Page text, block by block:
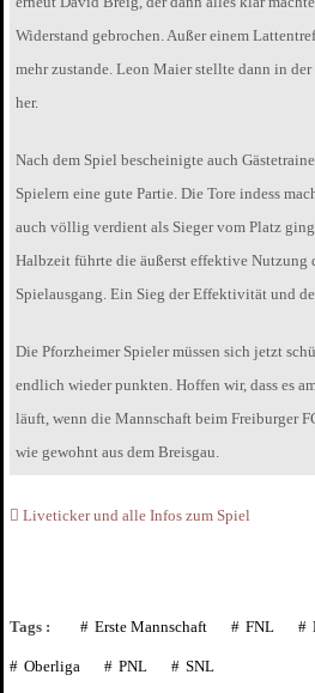
Widerstand gebrochen. Außer einem
mehr zustande. Leon Maier stellte dann in
her.
Nach dem Spiel bescheinigte auch
Spielern eine gute Partie. Die Tore indess
auch völlig verdient als Sieger vom Platz
Halbzeit führte die äußerst effektive Nutzung
Spielausgang. Ein Sieg der Effektivität und
Die Pforzheimer Spieler müssen sich jetzt
endlich wieder punkten. Hoffen wir, dass es
läuft, wenn die Mannschaft beim Freiburger
wie gewohnt aus dem Breisgau.
Liveticker und alle Infos zum Spiel
Tags : Erste Mannschaft FNL
Oberliga PNL SNL